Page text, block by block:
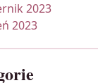
2023
2023